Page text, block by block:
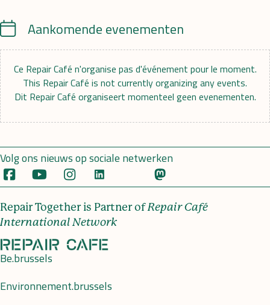
CalendarAankomende evenementen
Ce Repair Café n'organise pas d'événement pour le moment.
This Repair Café is not currently organizing any events.
Dit Repair Café organiseert momenteel geen evenementen.
Volg ons nieuws op sociale netwerken
Repair Together is Partner ofRepair Café
International Network
Be.brussels
Environnement.brussels